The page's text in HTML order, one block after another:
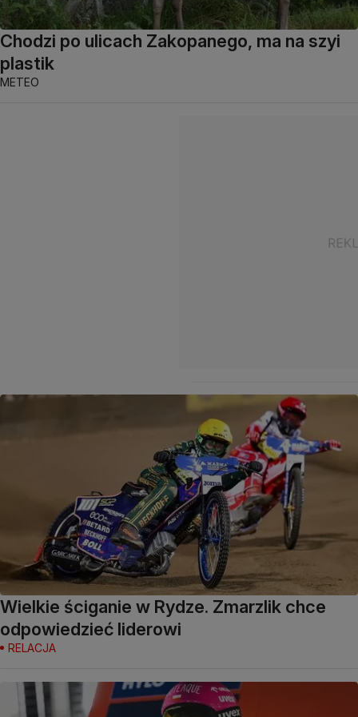
Chodzi po ulicach Zakopanego, ma na szyi
plastik
METEO
Wielkie ściganie w Rydze. Zmarzlik chce
odpowiedzieć liderowi
RELACJA